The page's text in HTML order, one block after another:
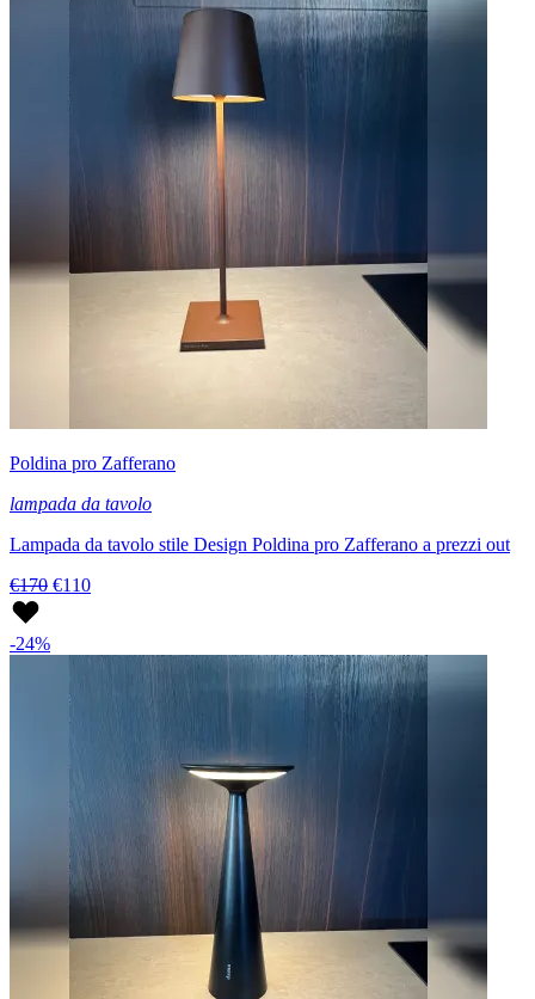
Poldina pro Zafferano
lampada da tavolo
Lampada da tavolo stile Design Poldina pro Zafferano a prezzi out
€170 €110
-24%